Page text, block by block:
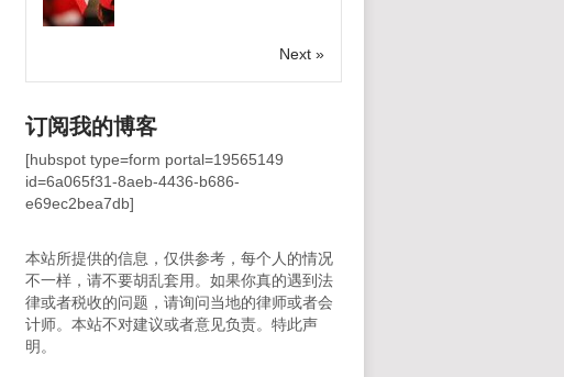
Next »
订阅我的博客
[hubspot type=form portal=19565149
id=6a065f31-8aeb-4436-b686-
e69ec2bea7db]
本站所提供的信息，仅供参考，每个人的情况
不一样，请不要胡乱套用。如果你真的遇到法
律或者税收的问题，请询问当地的律师或者会
计师。本站不对建议或者意见负责。特此声
明。